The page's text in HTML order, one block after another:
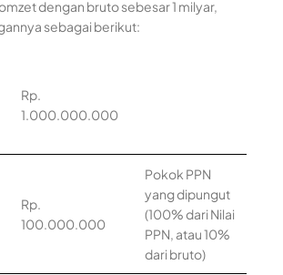
dengan bruto sebesar 1 milyar,
sebagai berikut:
Rp.
1.000.000.000
Rp.
100.000.000
Pokok PPN
yang dipungut
(100% dari Nilai
PPN, atau 10%
dari bruto)